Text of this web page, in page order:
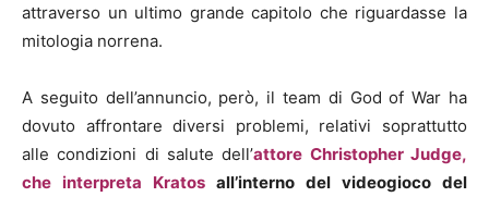
attraverso un ultimo grande capitolo che riguardasse la
mitologia norrena.
A seguito dell’annuncio, però, il team di God of War ha
dovuto affrontare diversi problemi, relativi soprattutto
alle condizioni di salute dell’attore Christopher Judge,
che interpreta Kratos all’interno del videogioco del